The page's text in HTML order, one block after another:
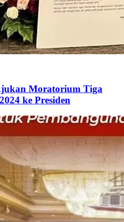
Moratorium Tiga
ke Presiden